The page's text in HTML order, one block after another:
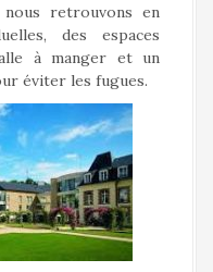
retrouvons en
des espaces
à manger et un
éviter les fugues.